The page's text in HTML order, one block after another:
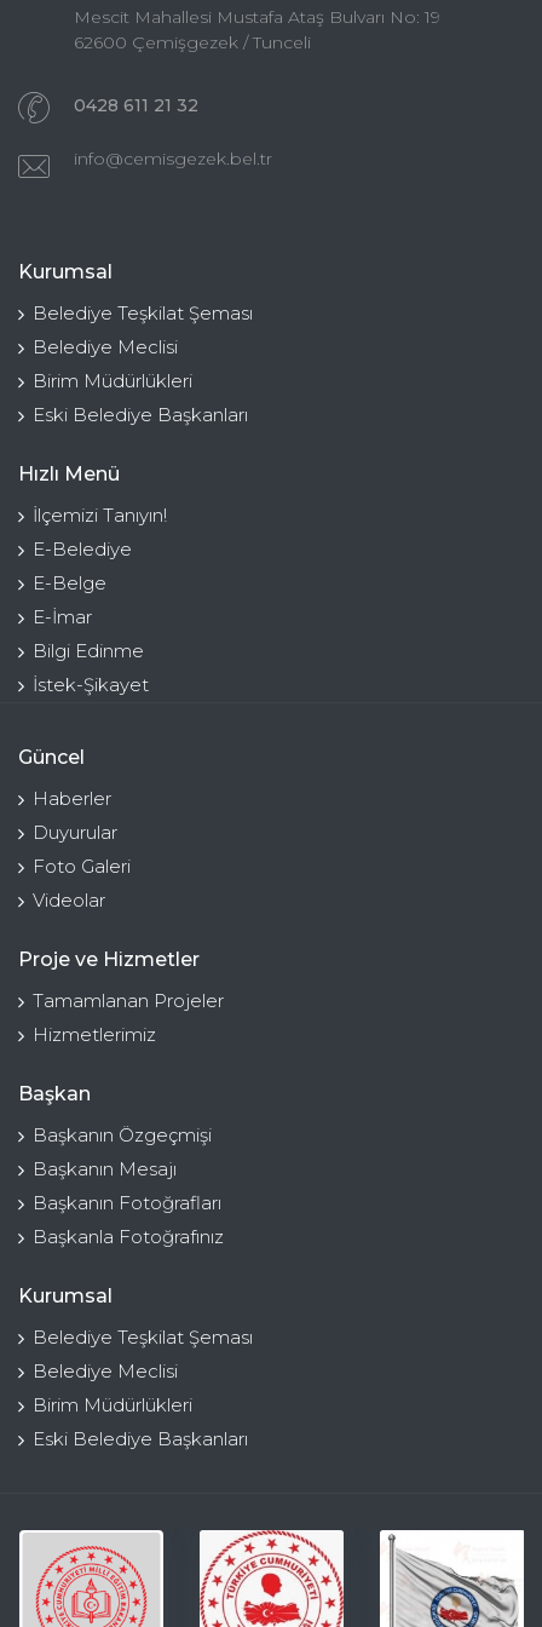
Mescit Mahallesi Mustafa Ataş Bulvarı No: 19
62600 Çemişgezek / Tunceli
0428 611 21 32
info@cemisgezek.bel.tr
Kurumsal
Belediye Teşkilat Şeması
Belediye Meclisi
Birim Müdürlükleri
Eski Belediye Başkanları
Hızlı Menü
İlçemizi Tanıyın!
E-Belediye
E-Belge
E-İmar
Bilgi Edinme
İstek-Şikayet
Güncel
Haberler
Duyurular
Foto Galeri
Videolar
Proje ve Hizmetler
Tamamlanan Projeler
Hizmetlerimiz
Başkan
Başkanın Özgeçmişi
Başkanın Mesajı
Başkanın Fotoğrafları
Başkanla Fotoğrafınız
Kurumsal
Belediye Teşkilat Şeması
Belediye Meclisi
Birim Müdürlükleri
Eski Belediye Başkanları